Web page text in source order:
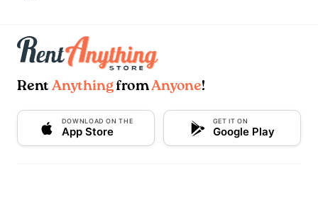
Rent AnythingfromAnyone!
DOWNLOAD ON THE
App Store
GET IT ON
Google Play